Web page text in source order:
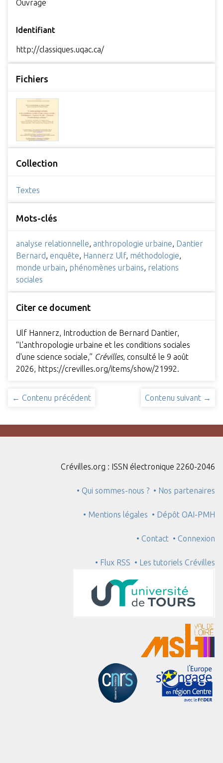
Ouvrage
Identifiant
http://classiques.uqac.ca/
Fichiers
Collection
Textes
Mots-clés
analyse relationnelle, anthropologie urbaine, Dantier
Bernard, enquête, Hannerz Ulf, méthodologie,
monde urbain, phénomènes urbains, relations
sociales
Citer ce document
Ulf Hannerz, Introduction de Bernard Dantier,
“L'anthropologie urbaine et les conditions sociales
d'une science sociale,” Crévilles, consulté le 9 août
2026, https://crevilles.org/items/show/21992.
← Contenu précédent Contenu suivant →
Crévilles.org : ISSN électronique 2260-2046
• Qui sommes-nous ? • Nos partenaires
• Mentions légales • Dépôt OAI-PMH
• Contact • Connexion
• Flux RSS • Les tutoriels Crévilles